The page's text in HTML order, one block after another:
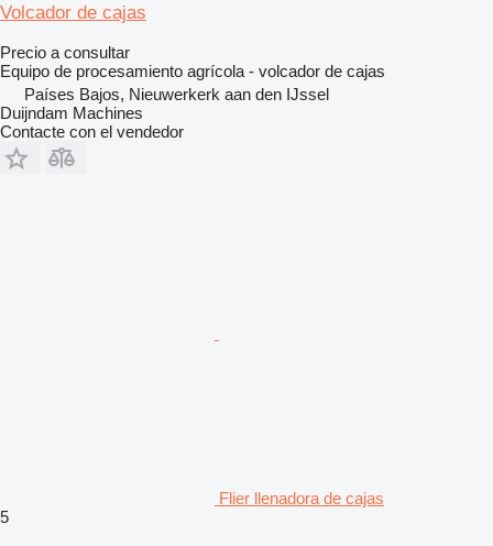
Volcador de cajas
Precio a consultar
Equipo de procesamiento agrícola - volcador de cajas
Países Bajos, Nieuwerkerk aan den IJssel
Duijndam Machines
Contacte con el vendedor
Flier llenadora de cajas
5